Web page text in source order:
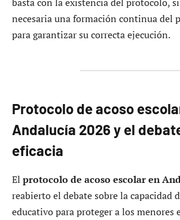
basta con la existencia del protocolo,
necesaria una formación continua del
para garantizar su correcta ejecución.
Protocolo de acoso
Andalucía 2026 y el
eficacia
El protocolo de acoso escolar en
reabierto el debate sobre la capacidad
educativo para proteger a los menores